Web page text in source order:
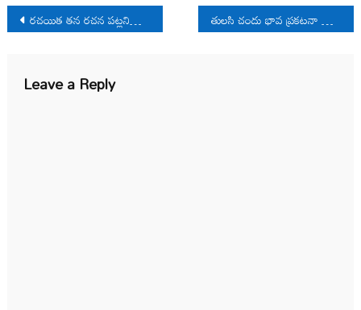
Post
navigation
రచయిత తన రచన పట్లనిర్మమకారంగా ఉండాలి తులసి చందు భావ ప్రకటనా స్వేచ్ఛను ఫాసిస్టులు అడ్డుకోలేరు
Leave a Reply